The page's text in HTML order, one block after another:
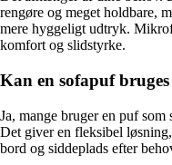
rengøre og meget holdbare,
mere hyggeligt udtryk.
komfort og slidstyrke.
Kan en sofapuf
Ja, mange bruger en puf
Det giver en fleksibel
bord og siddeplads efter